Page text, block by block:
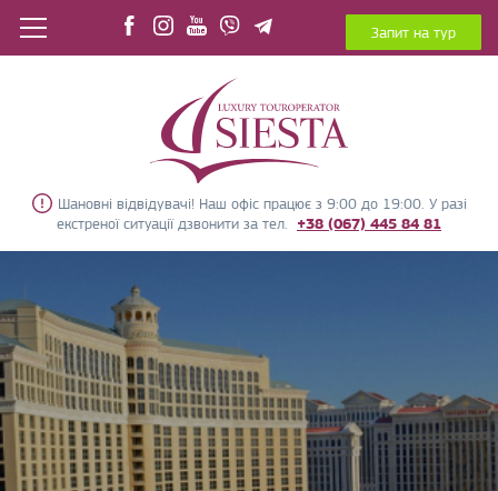
Шановні відвідувачі! Наш офіс працює з 9:00 до 19:00. У разі
екстреної ситуації дзвонити за тел. +38 (067) 445 84 81
Запит на тур